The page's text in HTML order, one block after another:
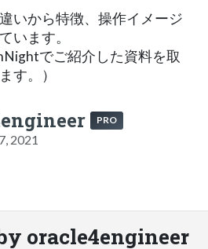
いから特徴、操作イメージ
います。
でご紹介した資料を取
す。）
PRO
2021
oracle4engineer